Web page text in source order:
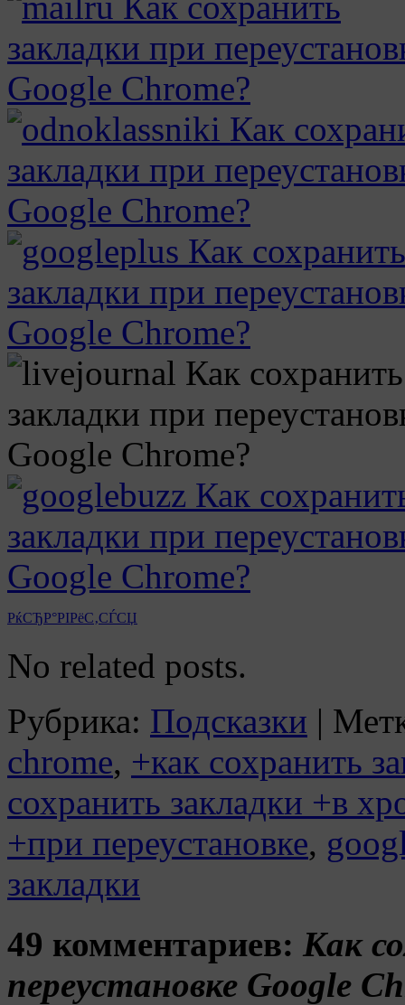
РќСЂР°РІРёС‚СЃСЏ
No related posts.
Рубрика: Подсказки |
chrome, +как сохранить
сохранить закладки +в
+при переустановке,
закладки
49 комментариев: Как
переустановке Google